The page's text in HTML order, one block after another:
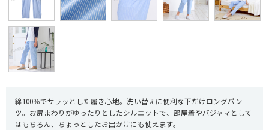
綿100％でサラッとした履き心地。洗い替えに便利な下だけロングパン
ツ。お尻まわりがゆったりとしたシルエットで、部屋着やパジャマとして
はもちろん、ちょっとしたお出かけにも使えます。